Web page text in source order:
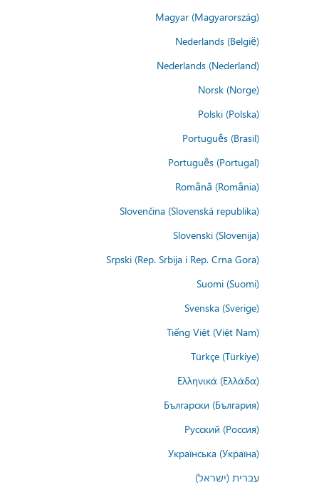
Magyar (Magyarország)
Nederlands (België)
Nederlands (Nederland)
Norsk (Norge)
Polski (Polska)
Português (Brasil)
Português (Portugal)
Română (România)
Slovenčina (Slovenská republika)
Slovenski (Slovenija)
Srpski (Rep. Srbija i Rep. Crna Gora)
Suomi (Suomi)
Svenska (Sverige)
Tiếng Việt (Việt Nam)
Türkçe (Türkiye)
Ελληνικά (Ελλάδα)
Български (България)
Русский (Россия)
Українська (Україна)
עברית (ישראל)